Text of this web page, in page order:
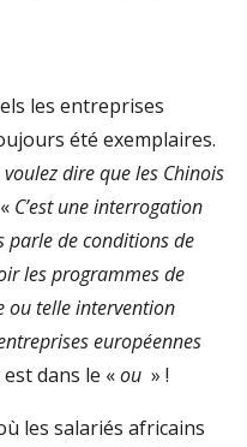
les entreprises
été exemplaires.
voulez dire que les Chinois
C’est une interrogation
parle de conditions de
les programmes de
ou telle intervention
européennes
dans le «ou » !
les salariés africains